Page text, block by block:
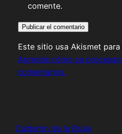
comente.
Este sitio usa Akismet
Aprende cómo se
comentarios.
Calderón de la Bruja